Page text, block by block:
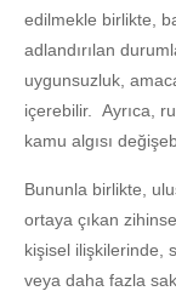
edilmekle birlikte,
adlandırılan
uygunsuzluk,
içerebilir. Ayrıca,
kamu algısı
Bununla birlikte,
ortaya çıkan
kişisel ilişkilerinde,
veya daha fazla